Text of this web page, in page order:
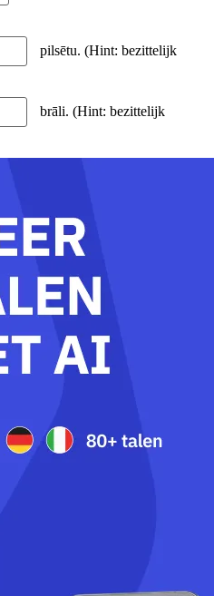
pilsētu. (Hint: bezittelijk
brāli. (Hint: bezittelijk